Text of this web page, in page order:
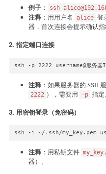
例子 ： ssh
注释 ：用用户名 alice 登
器，首次连接会提示确认
2. 指定端口连接
ssh -p 2222 username@服务器
注释 ：如果服务器的 SSH
2222 ），需要用 -p 指定。
3. 用密钥登录（免密码）
ssh -i ~/.ssh/my_key.pem
注释 ：用私钥文件
器）。